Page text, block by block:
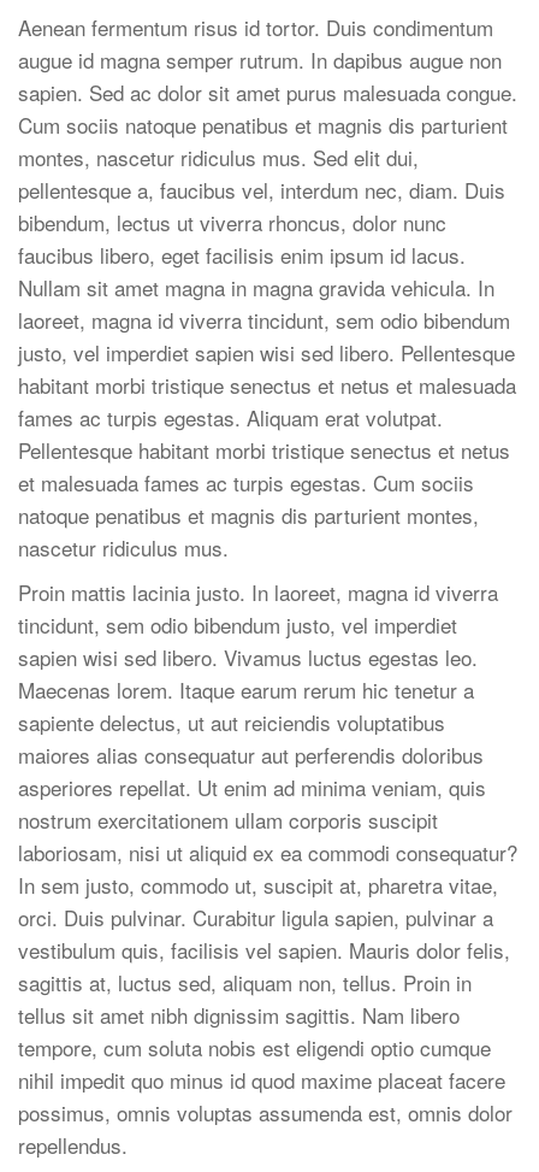
Aenean fermentum risus id tortor. Duis condimentum
augue id magna semper rutrum. In dapibus augue non
sapien. Sed ac dolor sit amet purus malesuada congue.
Cum sociis natoque penatibus et magnis dis parturient
montes, nascetur ridiculus mus. Sed elit dui,
pellentesque a, faucibus vel, interdum nec, diam. Duis
bibendum, lectus ut viverra rhoncus, dolor nunc
faucibus libero, eget facilisis enim ipsum id lacus.
Nullam sit amet magna in magna gravida vehicula. In
laoreet, magna id viverra tincidunt, sem odio bibendum
justo, vel imperdiet sapien wisi sed libero. Pellentesque
habitant morbi tristique senectus et netus et malesuada
fames ac turpis egestas. Aliquam erat volutpat.
Pellentesque habitant morbi tristique senectus et netus
et malesuada fames ac turpis egestas. Cum sociis
natoque penatibus et magnis dis parturient montes,
nascetur ridiculus mus.
Proin mattis lacinia justo. In laoreet, magna id viverra
tincidunt, sem odio bibendum justo, vel imperdiet
sapien wisi sed libero. Vivamus luctus egestas leo.
Maecenas lorem. Itaque earum rerum hic tenetur a
sapiente delectus, ut aut reiciendis voluptatibus
maiores alias consequatur aut perferendis doloribus
asperiores repellat. Ut enim ad minima veniam, quis
nostrum exercitationem ullam corporis suscipit
laboriosam, nisi ut aliquid ex ea commodi consequatur?
In sem justo, commodo ut, suscipit at, pharetra vitae,
orci. Duis pulvinar. Curabitur ligula sapien, pulvinar a
vestibulum quis, facilisis vel sapien. Mauris dolor felis,
sagittis at, luctus sed, aliquam non, tellus. Proin in
tellus sit amet nibh dignissim sagittis. Nam libero
tempore, cum soluta nobis est eligendi optio cumque
nihil impedit quo minus id quod maxime placeat facere
possimus, omnis voluptas assumenda est, omnis dolor
repellendus.